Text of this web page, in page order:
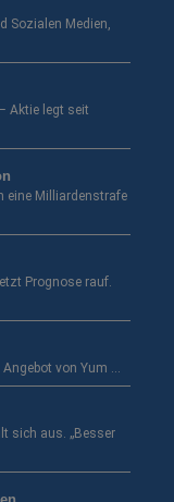
Sozialen Medien,
Aktie legt seit
eine Milliardenstrafe
Prognose rauf.
Angebot von Yum …
sich aus. „Besser